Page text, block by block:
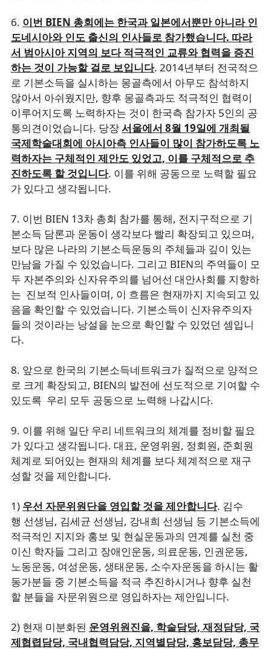
6. 이번 BIEN 총회에는 한국과 일본에서뿐만 아니라 인
도네시아와 인도 출신의 인사들로 참가했습니다. 따라
서 범아시아 지역의 보다 적극적인 교류와 협력을 증진
하는 것이 가능할 걸로 보입니다. 2014년부터 전국적으
로 기본소득을 실시하는 몽골측에서 아무도 참석하지
않아서 아쉬웠지만, 향후 몽골측과도 적극적인 협력이
이루어지도록 노력하자는 것이 한국측 참가자 5인의 공
통의견이었습니다. 당장서울에서 8월 19일에 개최될
국제학술대회에 아시아측 인사들이 많이 참가하도록 노
력하자는 구체적인 제안도 있었고, 이를 구체적으로 추
진하도록 할 것입니다. 이를 위해 공동으로 노력할 필요
가 있다고 생각됩니다.
7. 이번 BIEN 13차 총회 참가를 통해, 전지구적으로 기
본소득 담론과 운동이 생각보다 빨리 확장되고 있으며,
보다 많은 나라의 기본소득운동의 주체들과 깊이 있는
만남을 가질 수 있었습니다. 그리고 BIEN의 주역들이 모
두 자본주의와 신자유주의를 넘어선 대안사회를 지향하
는 진보적 인사들이며, 이 흐름은 현재까지 지속되고 있
음을 확인할 수 있었습니다. 기본소득이 신자유주의자
들의 것이라는 낭설을 눈으로 확인할 수 있었던 셈입니
다.
8. 앞으로 한국의 기본소득네트워크가 질적으로 양적으
로 크게 확장되고, BIEN의 발전에 선도적으로 기여할 수
있도록 우리 모두 공동으로 노력해 나갑시다.
9. 이를 위해 일단 우리 네트워크의 체계를 정비할 필요
가 있다고 생각됩니다. 대표, 운영위원, 정회원, 준회원
체계로 되어있는 현재의 체계를 보다 체계적으로 재구
성할 것을 제안합니다.
1) 우선 자문위원단을 영입할 것을 제안합니다. 김수
행 선생님, 김세균 선생님, 강내희 선생님 등 기본소득에
적극적인 지지와 홍보 및 현실운동과의 연계를 실천 중
이신 학자들 그리고 장애인운동, 의료운동, 인권운동,
노동운동, 여성운동, 생태운동, 소수자운동을 하시는 활
동가분들 중 기본소득을 적극 추진하시거나 향후 실천
할 분들을 자문위원으로 영입하자는 제안입니다.
2) 현재 미분화된 운영위원진을, 학술담당, 재정담당, 국
제협렵담당, 국내협력담당, 지역별담당, 홍보담당, 총무